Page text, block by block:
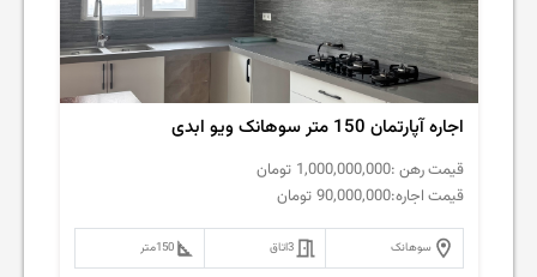
اجاره آپارتمان 150 متر سوهانک ویو ابدی
قیمت رهن :1,000,000,000 تومان
قیمت اجاره:90,000,000 تومان
سوهانک 3اتاق 150متر